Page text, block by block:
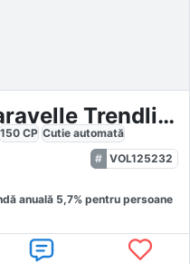
Volkswagen T6 Caravelle Trendline
150CP Cutie automată
VOL125232
anuală 5,7% pentru persoane